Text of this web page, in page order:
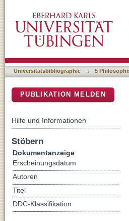
Universitätsbibliographie → 5
PUBLIKATION MELDEN
Hilfe und Informationen
Stöbern
Dokumentanzeige
Erscheinungsdatum
Autoren
Titel
DDC-Klassifikation